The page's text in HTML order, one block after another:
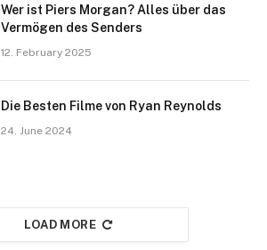
Wer ist Piers Morgan? Alles über das
Vermögen des Senders
12. February 2025
Die Besten Filme von Ryan Reynolds
24. June 2024
LOAD MORE